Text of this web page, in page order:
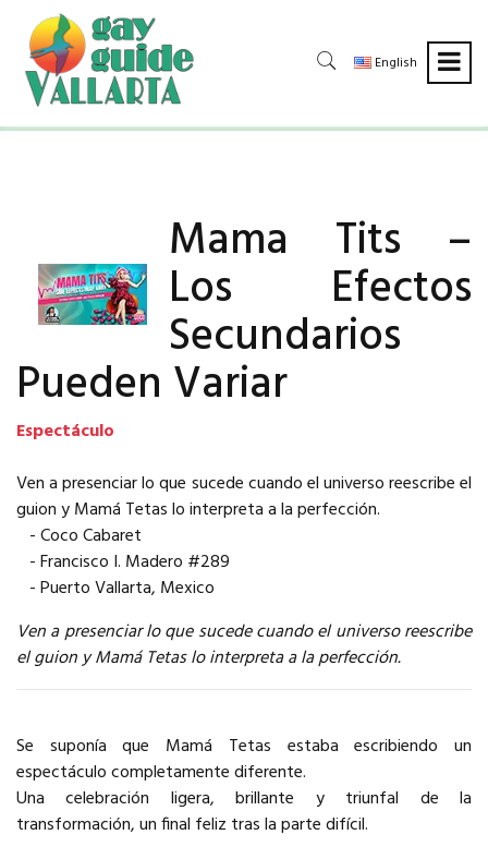
English
Mama Tits –
Los Efectos
Secundarios
Pueden Variar
Espectáculo
Ven a presenciar lo que sucede cuando el universo reescribe el
guion y Mamá Tetas lo interpreta a la perfección.
- Coco Cabaret
- Francisco I. Madero #289
- Puerto Vallarta, Mexico
Ven a presenciar lo que sucede cuando el universo reescribe
el guion y Mamá Tetas lo interpreta a la perfección.
Se suponía que Mamá Tetas estaba escribiendo un
espectáculo completamente diferente.
Una celebración ligera, brillante y triunfal de la
transformación, un final feliz tras la parte difícil.